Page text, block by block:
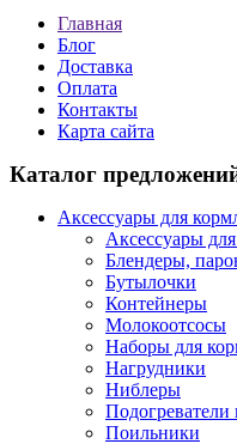
Главная
Блог
Доставка
Оплата
Контакты
Карта сайта
Каталог
Аксессуары для
Аксессуары
Блендеры,
Бутылочки
Контейнеры
Молокоотсосы
Наборы для
Нагрудники
Ниблеры
Подогреватели
Поильники